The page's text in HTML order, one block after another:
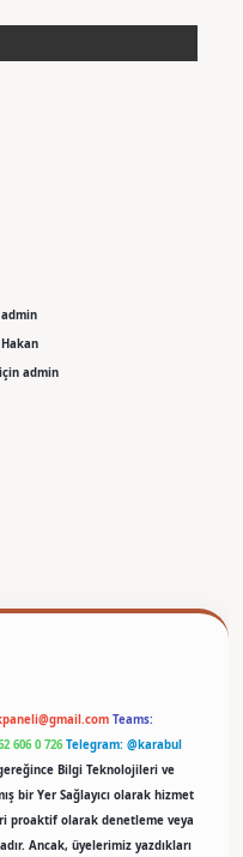
admin
Hakan
admin
Teams:
606 0 726 Telegram: @karabul
gereğince Bilgi Teknolojileri ve
bir Yer Sağlayıcı olarak hizmet
proaktif olarak denetleme veya
Ancak, üyelerimiz yazdıkları